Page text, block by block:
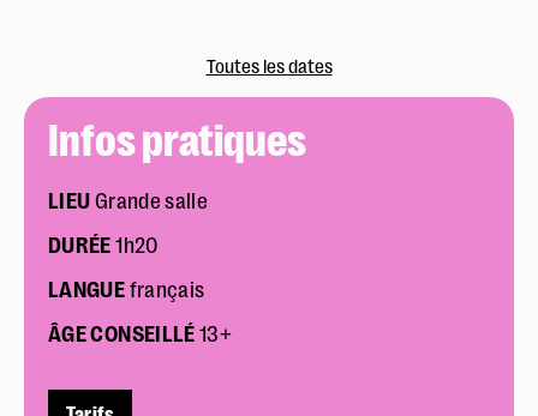
Toutes les dates
Infos pratiques
LIEU Grande salle
DURÉE 1h20
LANGUE français
ÂGE CONSEILLÉ13+